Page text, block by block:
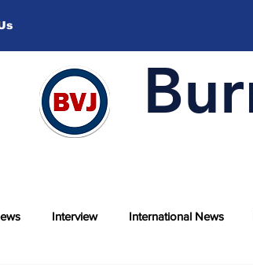
Interview International News